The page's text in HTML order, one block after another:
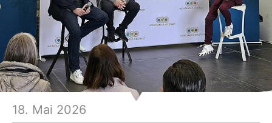
18. Mai 2026
lesen